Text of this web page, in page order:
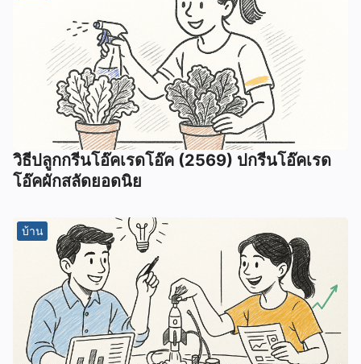
วิธีปลูกกรีนโอ๊คเรดโอ๊ค (2569) ปกรีนโอ๊คเรด
โอ๊คผักสลัดยอดนิย
บ้าน